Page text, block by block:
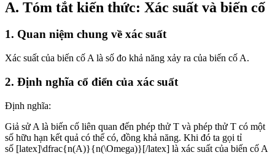
A. Tóm tắt kiến thức: Xác suất và biến cố
1. Quan niệm chung về xác suất
Xác suất của biến cố A là số đo khả năng xảy ra của biến cố A.
2. Định nghĩa cổ điển của xác suất
Định nghĩa:
Giả sử A là biến cố liên quan đến phép thử T và phép thử T có một
số hữu hạn kết quả có thể có, đồng khả năng. Khi đó ta gọi tỉ
số [latex]\dfrac{n(A)}{n(\Omega)}[/latex] là xác suất của biến cố A